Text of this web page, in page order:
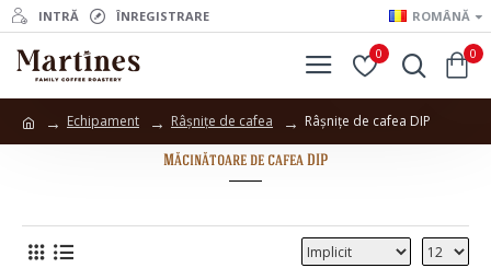
INTRĂ ÎNREGISTRARE ROMÂNĂ
0 0
Echipament Râșnițe de cafea Râșnițe de cafea DIP
Măcinătoare de cafea DIP